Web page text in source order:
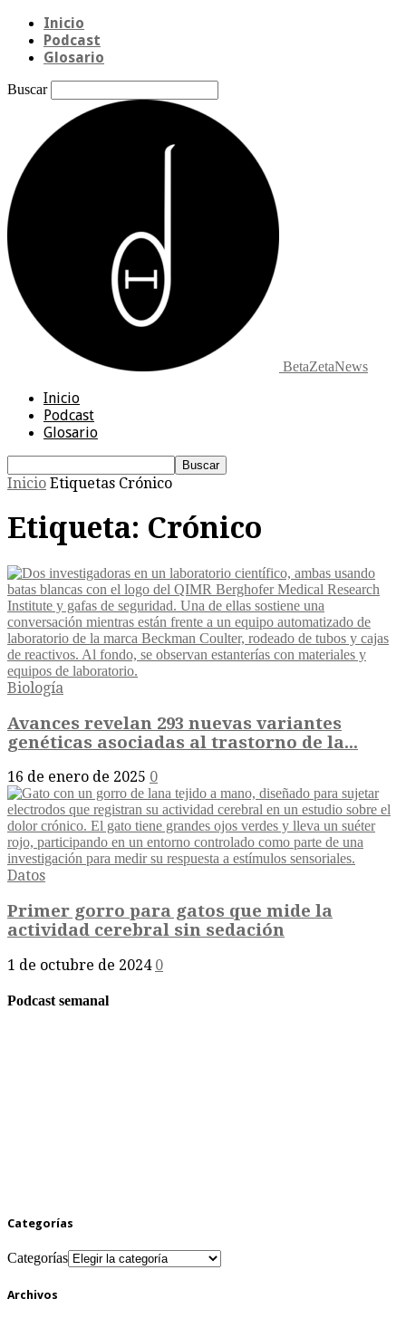
Inicio
Podcast
Glosario
Buscar
BetaZetaNews
Inicio
Podcast
Glosario
Inicio Etiquetas Crónico
Etiqueta: Crónico
Biología
Avances revelan 293 nuevas variantes
genéticas asociadas al trastorno de la...
16 de enero de 2025 0
Datos
Primer gorro para gatos que mide la
actividad cerebral sin sedación
1 de octubre de 2024 0
Podcast semanal
Categorías
Categorías
Archivos